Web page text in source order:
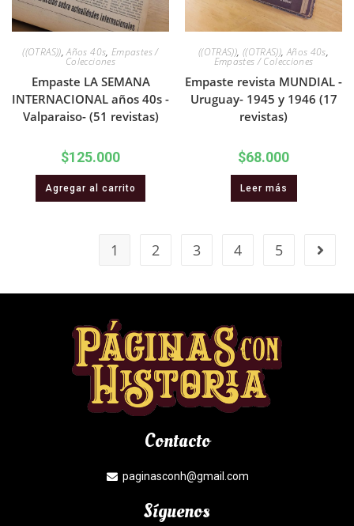
((OTRAS)),Años 40s, Empastes /
Colecciones
Empaste LA SEMANA
INTERNACIONAL años 40s -
Valparaiso- (51 revistas)
$125.000
Agregar al carrito
((OTRAS)), ((OTRAS)),Años 40s,
Empastes / Colecciones
Empaste revista MUNDIAL -
Uruguay- 1945 y 1946 (17
revistas)
$68.000
Leer más
1 2 3 4 5
Contacto
paginasconh@gmail.com
Síguenos